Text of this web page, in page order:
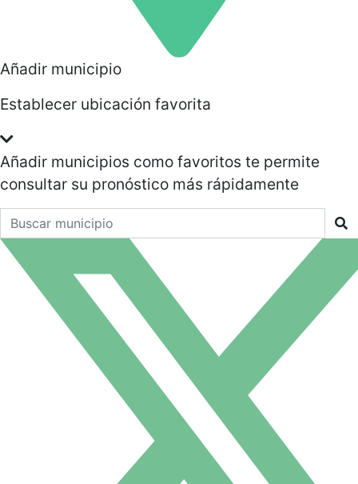
Añadir municipio
Establecer ubicación favorita
Añadir municipios como favoritos te permite
consultar su pronóstico más rápidamente
Buscar un municipio